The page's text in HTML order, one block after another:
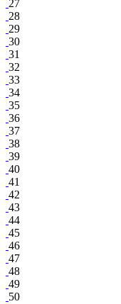
27
28
29
30
31
32
33
34
35
36
37
38
39
40
41
42
43
44
45
46
47
48
49
50